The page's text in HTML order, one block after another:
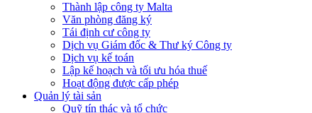
Thành lập công ty Malta
Văn phòng đăng ký
Tái định cư công ty
Dịch vụ Giám đốc & Thư ký Công ty
Dịch vụ kế toán
Lập kế hoạch và tối ưu hóa thuế
Hoạt động được cấp phép
Quản lý tài sản
Quỹ tín thác và tổ chức